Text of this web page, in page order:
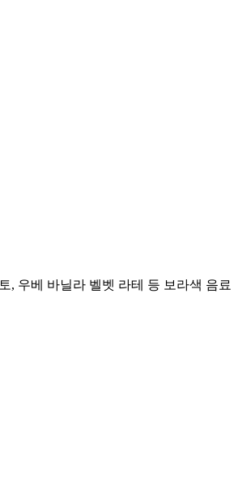
, 우베 바닐라 벨벳 라테 등 보라색 음료